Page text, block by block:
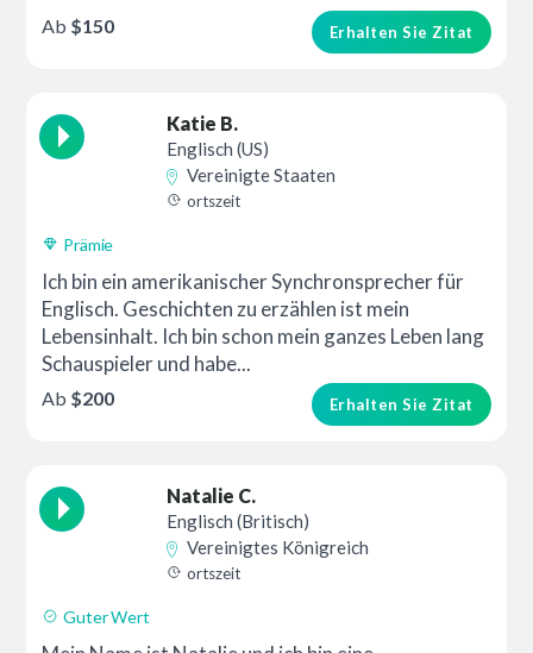
Erhalten Sie Zitat
Ab $150
Katie B.
Englisch (US)
Vereinigte Staaten
ortszeit
Prämie
Ich bin ein amerikanischer Synchronsprecher für
Englisch. Geschichten zu erzählen ist mein
Lebensinhalt. Ich bin schon mein ganzes Leben lang
Schauspieler und habe...
Erhalten Sie Zitat
Ab $200
Natalie C.
Englisch (Britisch)
Vereinigtes Königreich
ortszeit
Guter Wert